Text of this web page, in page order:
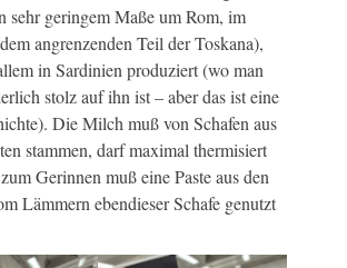
sehr geringem Maße um Rom, im
angrenzenden Teil der Toskana),
in Sardinien produziert (wo man
stolz auf ihn ist – aber das ist eine
Die Milch muß von Schafen aus
stammen, darf maximal thermisiert
Gerinnen muß eine Paste aus den
Lämmern ebendieser Schafe genutzt